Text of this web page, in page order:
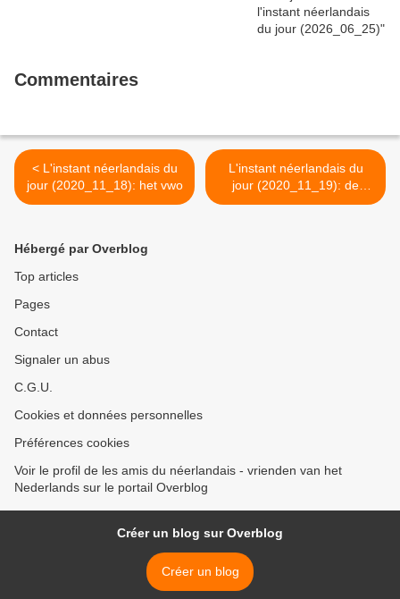
Commentaires
< L'instant néerlandais du
jour (2020_11_18): het vwo
L'instant néerlandais du
jour (2020_11_19): de
hogeschool >
Hébergé par Overblog
Top articles
Pages
Contact
Signaler un abus
C.G.U.
Cookies et données personnelles
Préférences cookies
Voir le profil de les amis du néerlandais - vrienden van het
Nederlands sur le portail Overblog
Créer un blog sur Overblog
Créer un blog